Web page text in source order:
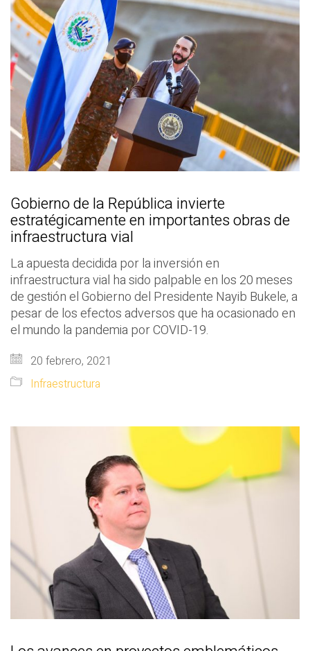
Gobierno de la República invierte
estratégicamente en importantes obras de
infraestructura vial
La apuesta decidida por la inversión en
infraestructura vial ha sido palpable en los 20 meses
de gestión el Gobierno del Presidente Nayib Bukele, a
pesar de los efectos adversos que ha ocasionado en
el mundo la pandemia por COVID-19.
20 febrero, 2021
Infraestructura